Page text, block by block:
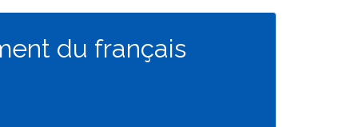
du français